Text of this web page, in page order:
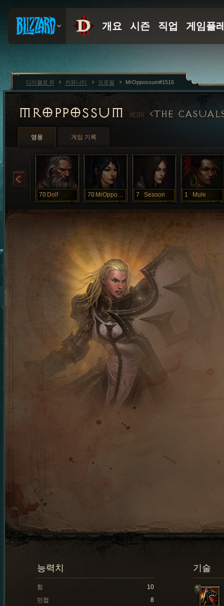
MROPPOSSUM #1516 THE
영웅 게임 기록
70 Dolf 70 MrOppossum 7 Season 1 Mule
기술
능력치
힘
10
민첩
8
디아블로 III 커뮤니티 프로필 MrOppossum#1516